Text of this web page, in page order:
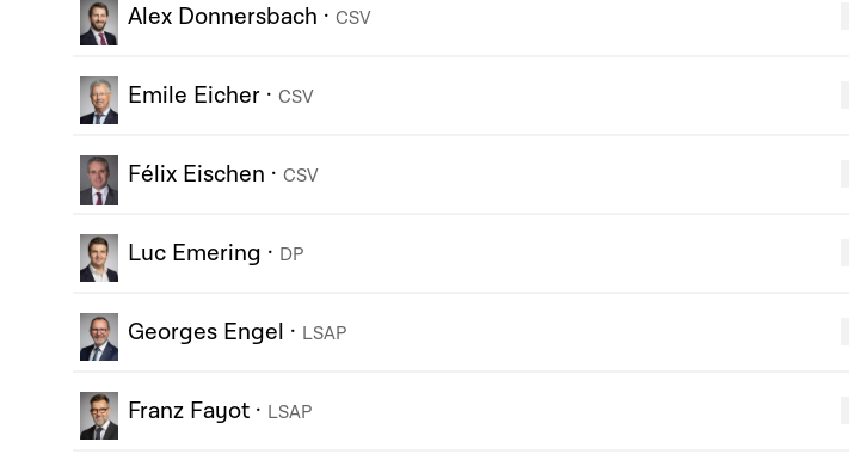
Alex Donnersbach · CSV
Emile Eicher · CSV
Félix Eischen · CSV
Luc Emering · DP
Georges Engel · LSAP
Franz Fayot · LSAP